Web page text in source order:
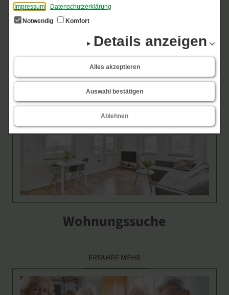
Impressum
Datenschutzerklärung
Notwendig
Komfort
Details anzeigen
Alles akzeptieren
Auswahl bestätigen
Ablehnen
Formulare
Schön, dass Sie sich für eine Wohnung in unserem Bestand
interessieren!
ERFAHRE MEHR
Wohnungssuche
ERFAHRE MEHR